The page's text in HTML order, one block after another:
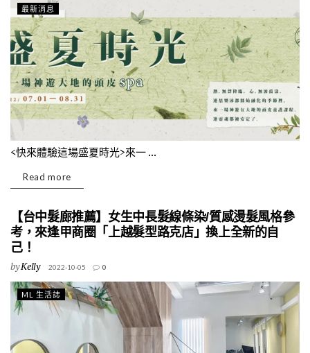
最新消息
<快來體驗這場盛夏時光>來一 ...
Read more
【台中髮廊推薦】女生中長髮線條染/質感燙髮風格參
考，來逢甲商圈「上越髮型路克店」換上全新的自
己！
byKelly 2022-10-05 0
ML 生活誌